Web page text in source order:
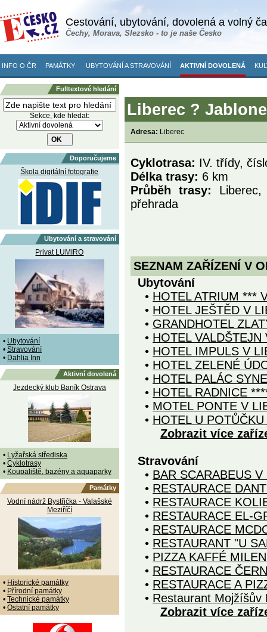
Cestování, ubytování, dovolená a volný
Čechy, Morava, Slezsko - to je naše Česko
INFO O ČR PAMÁTKY UBYTOVÁNÍ A STRAVOVÁNÍ AKTIVNÍ DOVOLENÁ
Fulltextové hledání
Sekce, kde hledat:
Doporučujeme
Škola digitální fotografie
Ubytování a stravování
Privat LUMIRO
• Ubytování
• Stravování
• Dahlia Inn
Aktivní dovolená
Jezdecký klub Baník Ostrava
• Lyžařská střediska
• Cyklotrasy
• Koupaliště, bazény a aquaparky
Památky
Vodní nádrž Bystřička - Valašské
Meziříčí
• Historické památky
• Přírodní památky
• Technické památky
• Ostatní památky
Liberec ?
Adresa: Liberec
Cyklotrasa: IV. třídy,
Délka trasy: 6 km
Průběh trasy:
přehrada
SEZNAM ZAŘÍZENÍ V
Ubytování
• HOTEL ATRIUM ***
• HOTEL JEŠTĚD V
• GRANDHOTEL
• HOTEL VALDŠTEJN
• HOTEL IMPULS V
• HOTEL ZELENÉ
• HOTEL PALÁC
• HOTEL RADNICE
• MOTEL PONTE V
• HOTEL U
Zobrazit více
Stravování
• BAR SCARABEUS V
• RESTAURACE
• RESTAURACE
• RESTAURACE EL-
• RESTAURACE
• RESTAURANT "U
• PIZZA KAFFÉ
• RESTAURACE
• RESTAURACE A
• Restaurant Mojžíšův
Zobrazit více